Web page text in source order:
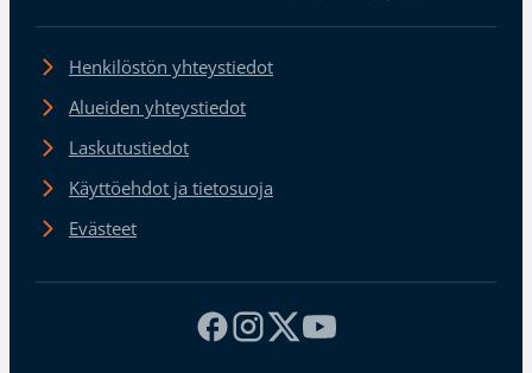
Henkilöstön yhteystiedot
Alueiden yhteystiedot
Laskutustiedot
Käyttöehdot ja tietosuoja
Evästeet